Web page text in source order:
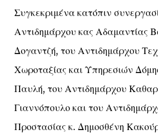
Συγκεκριμένα κατόπιν
Αντιδημάρχου κας Αδαμαντίας
Δογαντζή, του Αντιδημάρχου
Χωροταξίας και Υπηρεσιών
Παυλή, του Αντιδημάρχου
Γιαννόπουλο και του
Προστασίας κ. Δημοσθένη